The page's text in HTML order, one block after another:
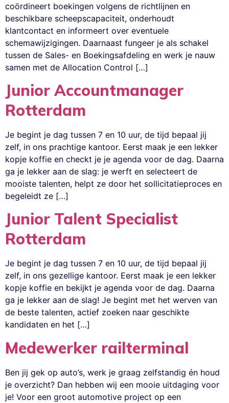
coördineert boekingen volgens de richtlijnen en
beschikbare scheepscapaciteit, onderhoudt
klantcontact en informeert over eventuele
schemawijzigingen. Daarnaast fungeer je als schakel
tussen de Sales- en Boekingsafdeling en werk je nauw
samen met de Allocation Control […]
Junior Accountmanager
Rotterdam
Je begint je dag tussen 7 en 10 uur, de tijd bepaal jij
zelf, in ons prachtige kantoor. Eerst maak je een lekker
kopje koffie en checkt je je agenda voor de dag. Daarna
ga je lekker aan de slag: je werft en selecteert de
mooiste talenten, helpt ze door het sollicitatieproces en
begeleidt ze […]
Junior Talent Specialist
Rotterdam
Je begint je dag tussen 7 en 10 uur, de tijd bepaal jij
zelf, in ons gezellige kantoor. Eerst maak je een lekker
kopje koffie en bekijkt je agenda voor de dag. Daarna
ga je lekker aan de slag! Je begint met het werven van
de beste talenten, actief zoeken naar geschikte
kandidaten en het […]
Medewerker railterminal
Ben jij gek op auto’s, werk je graag zelfstandig én houd
je overzicht? Dan hebben wij een mooie uitdaging voor
je! Voor een groot automotive project op een